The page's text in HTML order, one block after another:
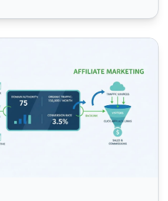
Potencia el Marketing de Afiliados